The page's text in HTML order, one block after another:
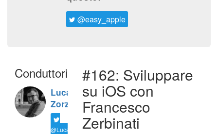
@easy_apple
Conduttori
Luca
Zorzi
@LucaTNT
#162: Sviluppare
su iOS con
Francesco
Zerbinati